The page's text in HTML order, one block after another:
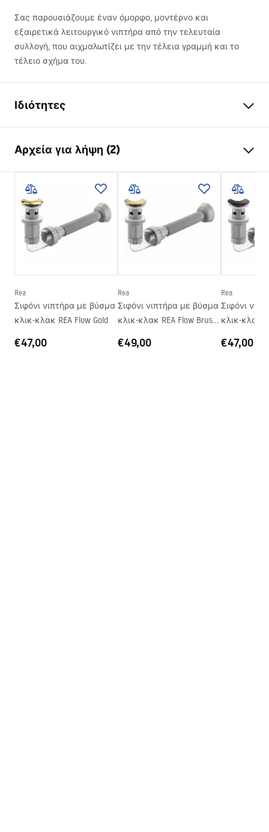
Σας παρουσιάζουμε έναν όμορφο, μοντέρνο και
εξαιρετικά λειτουργικό νιπτήρα από την τελευταία
συλλογή, που αιχμαλωτίζει με την τέλεια γραμμή και το
τέλειο σχήμα του.
Ιδιότητες
Υλικό
Χρώμα
Μπλε, Σχέδιο
Φινίρισμα
Γυαλιστερό
Μήκος
520
Πλάτος
400mm
Ύψος
135
Σχήμα
Οπή βρύσης
Όχι
Αρχεία για λήψη (2)
Οδηγίες συναρμολόγησης
Όροι εγγύησης
Rea
Σιφόνι νιπτήρα με βύσμα
κλικ-κλακ REA Flow Gold
€47,00
Rea
Σιφόνι νιπτήρα με βύσμα
κλικ-κλακ REA Flow Brush
€49,00
Rea
Σιφόνι
κλικ-κλακ
€47,00